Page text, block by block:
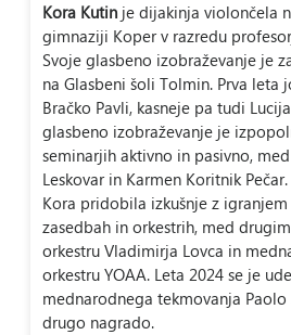
Kora Kutin je dijakinja violončela
gimnaziji Koper v razredu
Svoje glasbeno izobraževanje je
na Glasbeni šoli Tolmin. Prva leta
Bračko Pavli, kasneje pa tudi
glasbeno izobraževanje je
seminarjih aktivno in pasivno,
Leskovar in Karmen Koritnik
Kora pridobila izkušnje z
zasedbah in orkestrih, med
orkestru Vladimirja Lovca in
orkestru YOAA. Leta 2024 se je
mednarodnega tekmovanja
drugo nagrado.